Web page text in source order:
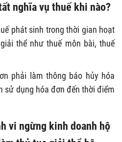
nghĩa vụ thuế khi nào?
phát sinh trong thời gian hoạt
thể như thuế môn bài, thuế
phải làm thông báo hủy hóa
sử dụng hóa đơn đến thời điểm
vi ngừng kinh doanh hộ